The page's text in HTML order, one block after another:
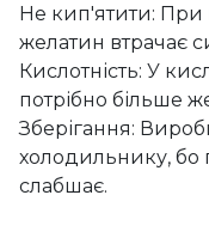
Не кип'ятити: При
желатин втрачає
Кислотність: У
потрібно більше
Зберігання:
холодильнику, бо
слабшає.